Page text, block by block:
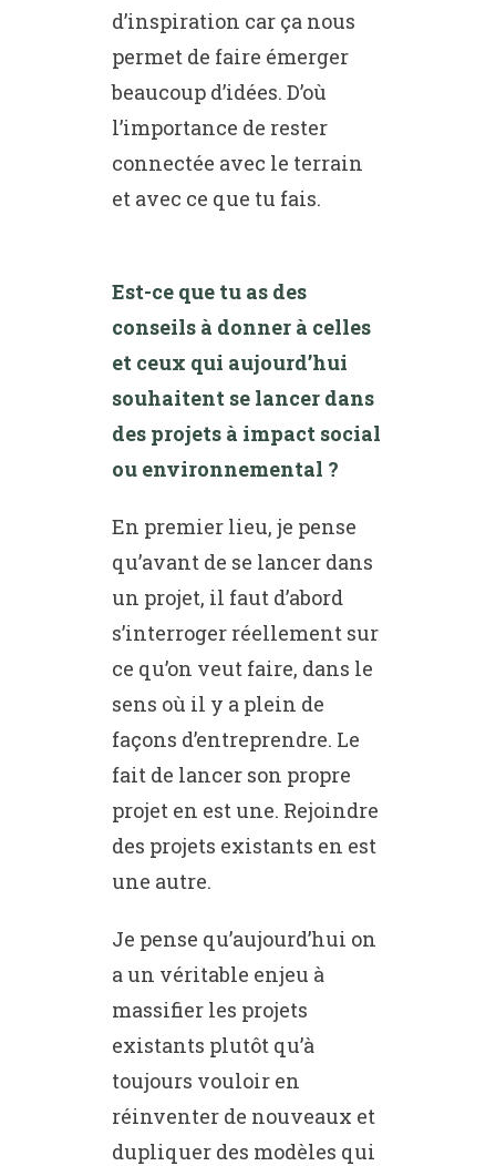
d’inspiration car ça nous
permet de faire émerger
beaucoup d’idées. D’où
l’importance de rester
connectée avec le terrain
et avec ce que tu fais.
Est-ce que tu as des
conseils à donner à celles
et ceux qui aujourd’hui
souhaitent se lancer dans
des projets à impact social
ou environnemental ?
En premier lieu, je pense
qu’avant de se lancer dans
un projet, il faut d’abord
s’interroger réellement sur
ce qu’on veut faire, dans le
sens où il y a plein de
façons d’entreprendre. Le
fait de lancer son propre
projet en est une. Rejoindre
des projets existants en est
une autre.
Je pense qu’aujourd’hui on
a un véritable enjeu à
massifier les projets
existants plutôt qu’à
toujours vouloir en
réinventer de nouveaux et
dupliquer des modèles qui